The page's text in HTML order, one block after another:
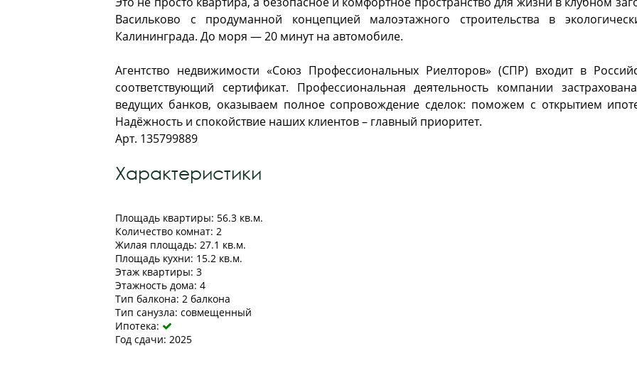
Васильково с продуманной концепцией малоэтажного строительства в
Калининграда. До моря — 20 минут на автомобиле.
Агентство недвижимости «Союз Профессиональных Риелторов» (СПР) входит в
соответствующий сертификат. Профессиональная деятельность компании
ведущих банков, оказываем полное сопровождение сделок: поможем с открытием
Надёжность и спокойствие наших клиентов – главный приоритет.
Арт. 135799889
Характеристики
Площадь квартиры: 56.3 кв.м.
Количество комнат: 2
Жилая площадь: 27.1 кв.м.
Площадь кухни: 15.2 кв.м.
Этаж квартиры: 3
Этажность дома: 4
Тип балкона: 2 балкона
Тип санузла: совмещенный
Ипотека: 
Год сдачи: 2025